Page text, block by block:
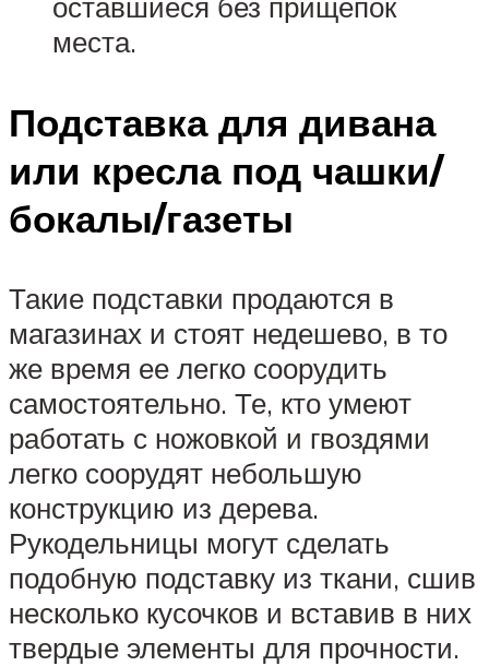
оставшиеся без прищепок
места.
Подставка для дивана
или кресла под чашки/
бокалы/газеты
Такие подставки продаются в
магазинах и стоят недешево, в то
же время ее легко соорудить
самостоятельно. Те, кто умеют
работать с ножовкой и гвоздями
легко соорудят небольшую
конструкцию из дерева.
Рукодельницы могут сделать
подобную подставку из ткани, сшив
несколько кусочков и вставив в них
твердые элементы для прочности.